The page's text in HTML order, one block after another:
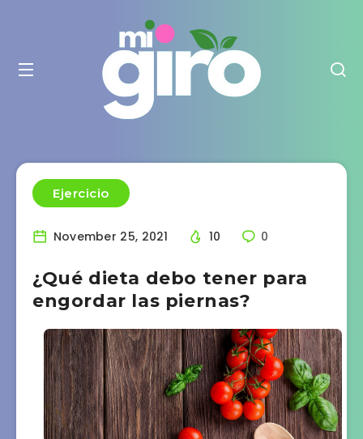
Ejercicio
November 25, 2021 10 0
¿Qué dieta debo tener para
engordar las piernas?